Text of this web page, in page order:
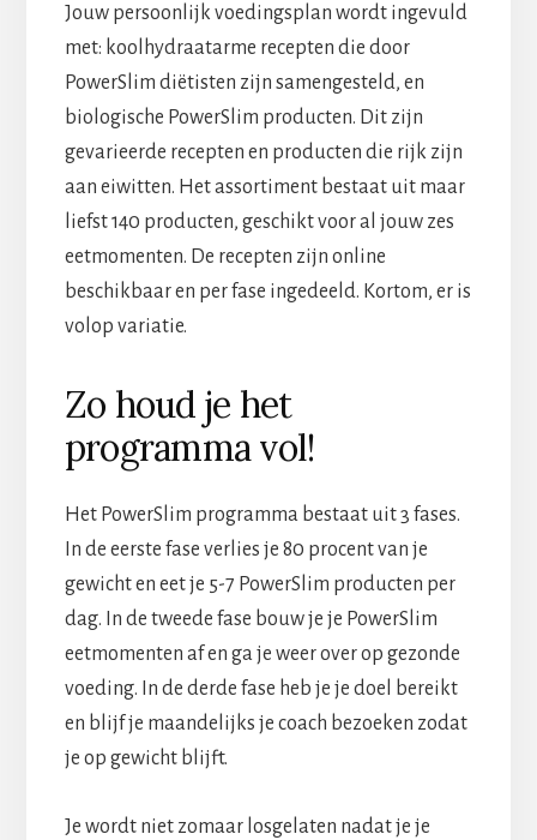
Jouw persoonlijk voedingsplan wordt ingevuld
met: koolhydraatarme recepten die door
PowerSlim diëtisten zijn samengesteld, en
biologische PowerSlim producten. Dit zijn
gevarieerde recepten en producten die rijk zijn
aan eiwitten. Het assortiment bestaat uit maar
liefst 140 producten, geschikt voor al jouw zes
eetmomenten. De recepten zijn online
beschikbaar en per fase ingedeeld. Kortom, er is
volop variatie.
Zo houd je het
programma vol!
Het PowerSlim programma bestaat uit 3 fases.
In de eerste fase verlies je 80 procent van je
gewicht en eet je 5-7 PowerSlim producten per
dag. In de tweede fase bouw je je PowerSlim
eetmomenten af en ga je weer over op gezonde
voeding. In de derde fase heb je je doel bereikt
en blijf je maandelijks je coach bezoeken zodat
je op gewicht blijft.
Je wordt niet zomaar losgelaten nadat je je